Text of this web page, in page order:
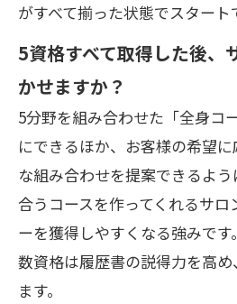
がすべて揃った状態でスタート
5資格すべて取得した後、
かせますか？
5分野を組み合わせた「全身コ
にできるほか、お客様の希望
な組み合わせを提案できるよ
合うコースを作ってくれるサロ
ーを獲得しやすくなる強みで
数資格は履歴書の説得力を高
ます。